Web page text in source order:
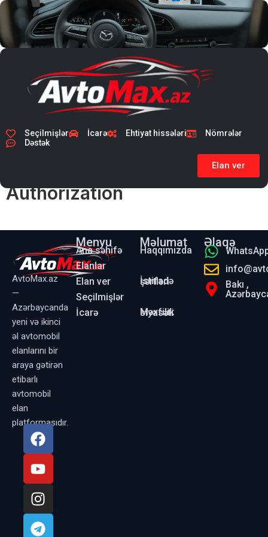
Seçilmişlər İcarə Ehtiyat hissələri
Nömrələr
Dəstək
Elan ver
Authorization
AvtoMax.az
—
Azərbaycanda
yeni və ikinci
əl avtomobil
elanlarını bir
araya gətirən
etibarlı
avtomobil
elan
platformasıdır.
Menyu
Ana səhifə
Elanlar
Elan ver
Seçilmişlər
İcarə
Məlumat
Haqqımızda
İstifadə şərtləri
Məxfilik siyasəti
Əlaqə
Bakı ,